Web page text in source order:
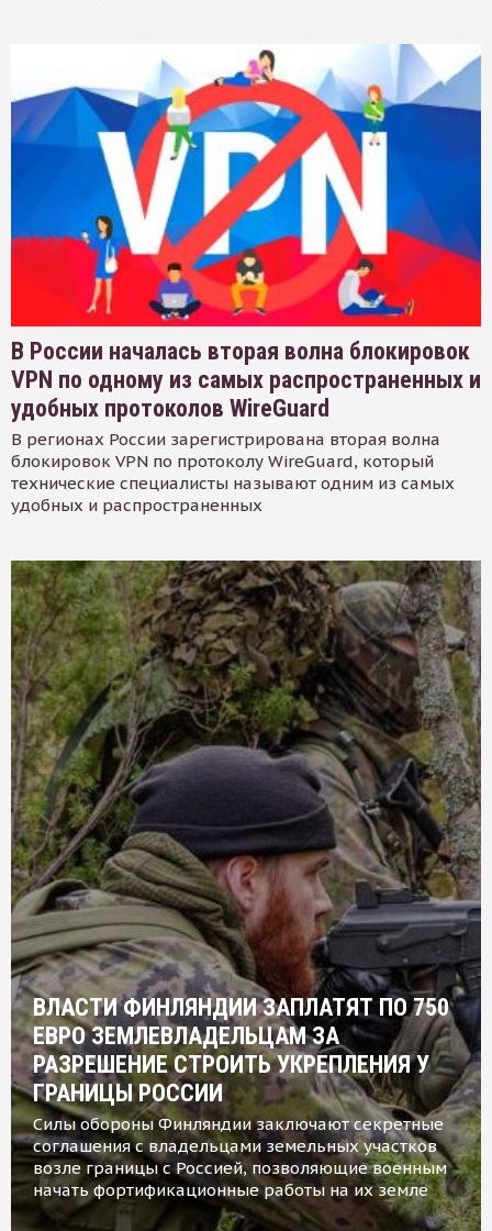
В России началась вторая волна блокировок
VPN по одному из самых распространенных и
удобных протоколов WireGuard
В регионах России зарегистрирована вторая волна
блокировок VPN по протоколу WireGuard, который
технические специалисты называют одним из самых
удобных и распространенных
ВЛАСТИ ФИНЛЯНДИИ ЗАПЛАТЯТ ПО 750
ЕВРО ЗЕМЛЕВЛАДЕЛЬЦАМ ЗА
РАЗРЕШЕНИЕ СТРОИТЬ УКРЕПЛЕНИЯ У
ГРАНИЦЫ РОССИИ
Силы обороны Финляндии заключают секретные
соглашения с владельцами земельных участков
возле границы с Россией, позволяющие военным
начать фортификационные работы на их земле